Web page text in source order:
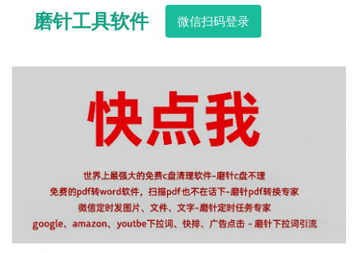
磨针工具软件 微信扫码登录